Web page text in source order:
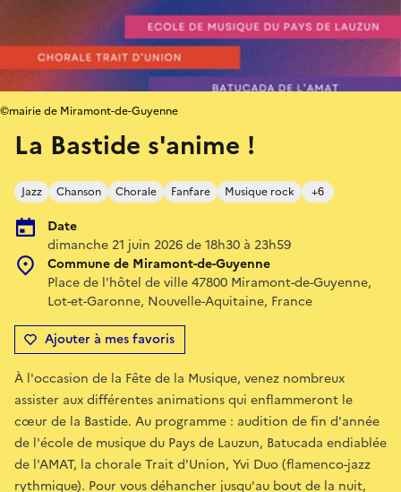
La Bastide s'anime !
Jazz Chanson Chorale Fanfare Musique rock +6
Date
dimanche 21 juin 2026 de 18h30 à 23h59
Commune de Miramont-de-Guyenne
Place de l'hôtel de ville 47800 Miramont-de-Guyenne,
Lot-et-Garonne, Nouvelle-Aquitaine, France
Ajouter à mes favoris
©mairie de Miramont-de-Guyenne
À l'occasion de la Fête de la Musique, venez nombreux
assister aux différentes animations qui enflammeront le
cœur de la Bastide. Au programme : audition de fin d'année
de l'école de musique du Pays de Lauzun, Batucada endiablée
de l'AMAT, la chorale Trait d'Union, Yvi Duo (flamenco-jazz
rythmique). Pour vous déhancher jusqu'au bout de la nuit,